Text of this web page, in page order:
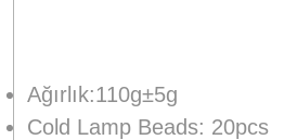
Ağırlık:110g±5g
Cold Lamp Beads: 20pcs